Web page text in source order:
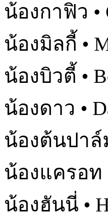
น้องกาฟิว •
น้องมิลกี้ •
น้องบิวตี้ •
น้องดาว •
น้องต้นปาล์
น้องแครอท
น้องฮันนี่ •